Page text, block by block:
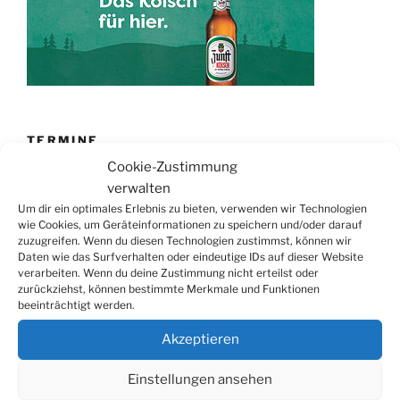
Cookie-Zustimmung
verwalten
Um dir ein optimales Erlebnis zu bieten, verwenden wir Technologien
wie Cookies, um Geräteinformationen zu speichern und/oder darauf
zuzugreifen. Wenn du diesen Technologien zustimmst, können wir
Daten wie das Surfverhalten oder eindeutige IDs auf dieser Website
verarbeiten. Wenn du deine Zustimmung nicht erteilst oder
zurückziehst, können bestimmte Merkmale und Funktionen
beeinträchtigt werden.
Akzeptieren
Einstellungen ansehen
TERMINE
30.08.
Biergarten-Wochenenden der Erzquell
Brauerei
09.08.
Trödelmarkt in der Ortsmitte
29.08.
Sommerfest in Helmerhausen
06.09.
Beach-Volleyball-Turnier
13.09.
Wandertag
Treckertreffen in Hengstenberg
ab 24.09.
Herbstprogramm im Burghaus
Herbstbasar